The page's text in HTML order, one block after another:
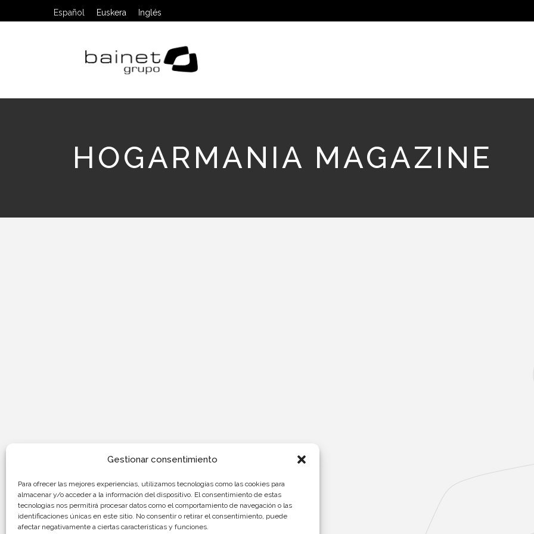
Gestionar consentimiento
Para ofrecer las mejores experiencias, utilizamos tecnologías como las cookies para
almacenar y/o acceder a la información del dispositivo. El consentimiento de estas
tecnologías nos permitirá procesar datos como el comportamiento de navegación o las
identificaciones únicas en este sitio. No consentir o retirar el consentimiento, puede
afectar negativamente a ciertas características y funciones.
Español Euskera Inglés
HOGARMANIA MAGAZINE